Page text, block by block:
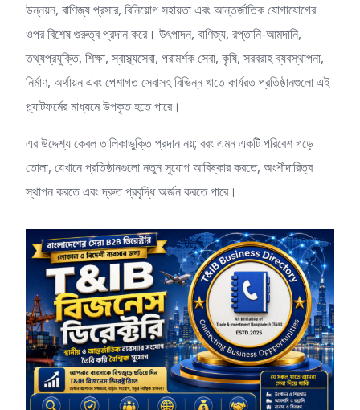
উন্নয়ন, বাণিজ্য প্রসার, বিনিয়োগ সহায়তা এবং আন্তর্জাতিক যোগাযোগের
ওপর বিশেষ গুরুত্ব প্রদান করে। উৎপাদন, বাণিজ্য, রপ্তানি-আমদানি,
তথ্যপ্রযুক্তি, শিক্ষা, স্বাস্থ্যসেবা, পরামর্শক সেবা, কৃষি, সরবরাহ ব্যবস্থাপনা,
নির্মাণ, অর্থায়ন এবং পেশাগত সেবাসহ বিভিন্ন খাতে কার্যরত প্রতিষ্ঠানগুলো এই
প্ল্যাটফর্মের মাধ্যমে উপকৃত হতে পারে।
এর উদ্দেশ্য কেবল তালিকাভুক্তি প্রদান নয়; বরং এমন একটি পরিবেশ গড়ে
তোলা, যেখানে প্রতিষ্ঠানগুলো নতুন সুযোগ আবিষ্কার করতে, অংশীদারিত্ব
স্থাপন করতে এবং দ্রুত প্রবৃদ্ধি অর্জন করতে পারে।